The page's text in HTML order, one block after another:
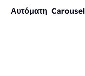
Αυτόματη Carousel